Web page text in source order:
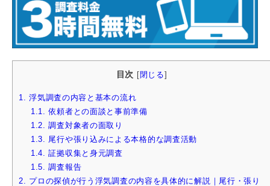
目次 閉じる
1.
浮気調査の内容と基本の流れ
1.1.
依頼者との面談と事前準備
1.2.
調査対象者の面取り
1.3.
尾行や張り込みによる本格的な調査活動
1.4.
証拠収集と身元調査
1.5.
調査報告
2.
プロの探偵が行う浮気調査の内容を具体的に解説｜尾行・張り